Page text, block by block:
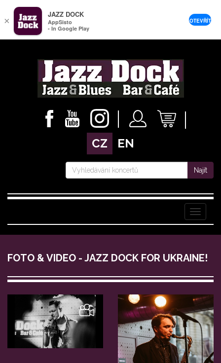
CZ EN
Najít
Menu
FOTO & VIDEO - JAZZ DOCK FOR UKRAINE!
×
JAZZ DOCK
AppSisto
- In Google Play
OTEVŘÍT